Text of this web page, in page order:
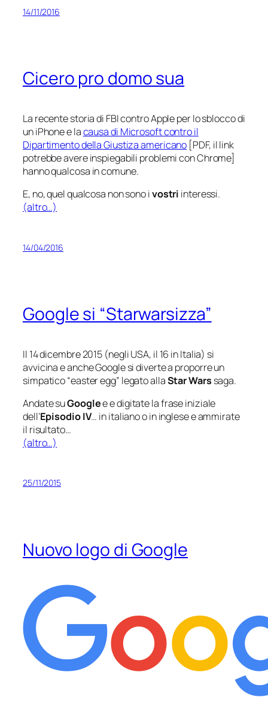
14/11/2016
Cicero pro domo sua
La recente storia di FBI contro Apple per lo sblocco di
un iPhone e lacausa di Microsoft contro il
Dipartimento della Giustiza americano [PDF, il link
potrebbe avere inspiegabili problemi con Chrome]
hanno qualcosa in comune.
E, no, quel qualcosa non sono ivostri interessi.
(altro…)
14/04/2016
Google si “Starwarsizza”
Il 14 dicembre 2015 (negli USA, il 16 in Italia) si
avvicina e anche Google si diverte a proporre un
simpatico “easter egg” legato allaStar Wars saga.
Andate suGooglee e digitate la frase iniziale
dell’Episodio IV… in italiano o in inglese e ammirate
il risultato…
(altro…)
25/11/2015
Nuovo logo di Google